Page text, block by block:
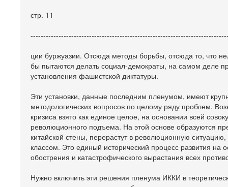
стр. 11
ции буржуазии. Отсюда методы борьбы, отсюда то, что
бы пытаются делать социал-демократы, на самом
установления фашистской диктатуры.
Эти установки, данные последним пленумом, имеют
методологических вопросов по целому ряду проблем.
кризиса взято как единое целое, на основании всей
революционного подъема. На этой основе образуются
китайской стены, перерастут в революционную
классом. Это единый исторический процесс развития на
обострения и катастрофического вырастания всех
Нужно включить эти решения пленума ИККИ в